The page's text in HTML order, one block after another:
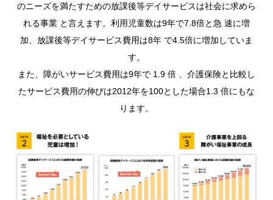
のニーズを満たすための放課後等デイサービスは社会に求めら
れる事業 と言えます。利用児童数は9年で7.8倍と急 速に増
加、放課後等デイサービス費用は8年 で4.5倍に増加していま
す。
また、障がいサービス費用は9年で 1.9 倍 、介護保険と比較し
たサービス費用の伸びは2012年を100とした場合1.3 倍にもな
ります。